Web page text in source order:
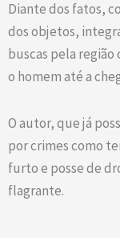
Diante dos fatos,
dos objetos,
buscas pela
o homem até a
O autor, que já
por crimes como
furto e posse de
flagrante.